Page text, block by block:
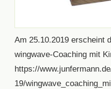
Am 25.10.2019 erscheint
wingwave-Coaching mit
https://
19/